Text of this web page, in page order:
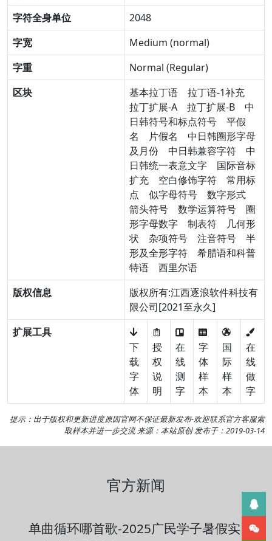
字符全身单位
2048
字宽
Medium (normal)
字重
Normal (Regular)
区块
基本拉丁语
拉丁语-1补充
拉丁扩展-A
拉丁扩展-B
中
日韩符号和标点符号
平假
名
片假名
中日韩圈形字母
及月份
中日韩兼容字符
中
日韩统一表意文字
国际音标
扩充
空白修饰字符
常用标
点
似字母符号
数字形式
箭头符号
数学运算符号
圈
形字母数字
制表符
几何形
状
杂项符号 注音符号
半
形及全形字符
希腊语和科普
特语
西里尔语
版权信息
版权所有:江西逐浪软件科技有
限公司[2021至永久]
扩展工具
下
载
字
体
授
权
说
明
在
线
测
字
字
体
样
本
国
际
样
本
在
线
做
字
提示：出于版权和更新进度原因官网不保证最新发布-欢迎联系官方客服索
取样本并进一步交流 来源：本站原创 发布于：2019-03-14
官方新闻
单曲循环哪首歌-2025广民学子暑假实